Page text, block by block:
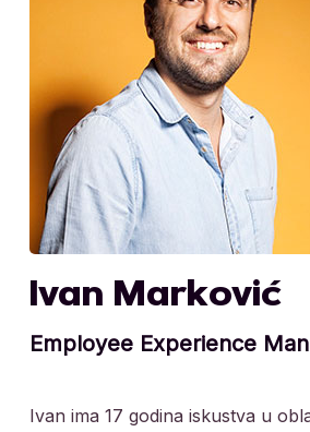
Ivan Marković
Employee Experience
Ivan ima 17 godina iskustva u